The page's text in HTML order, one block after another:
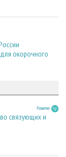
окорочного
Развитие
связующих и